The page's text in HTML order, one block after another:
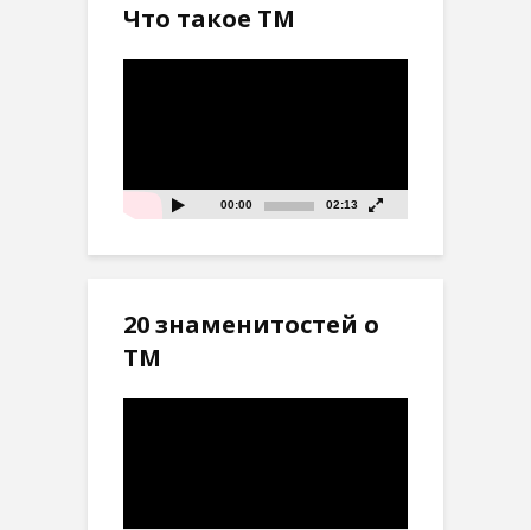
Что такое ТМ
00:00 02:13
20 знаменитостей о
ТМ